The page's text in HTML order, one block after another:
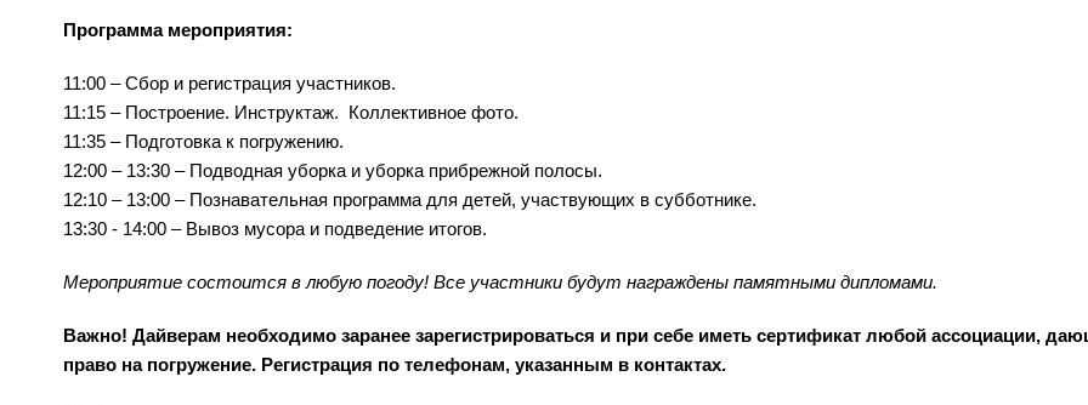
Программа мероприятия:
11:00 – Сбор и регистрация участников.
11:15 – Построение. Инструктаж. Коллективное фото.
11:35 – Подготовка к погружению.
12:00 – 13:30 – Подводная уборка и уборка прибрежной полосы.
12:10 – 13:00 – Познавательная программа для детей, участвующих в субботнике.
13:30 - 14:00 – Вывоз мусора и подведение итогов.
Мероприятие состоится в любую погоду! Все участники будут награждены памятными дипломами.
Важно! Дайверам необходимо заранее зарегистрироваться и при себе иметь сертификат любой ассоциации,
право на погружение. Регистрация по телефонам, указанным в контактах.